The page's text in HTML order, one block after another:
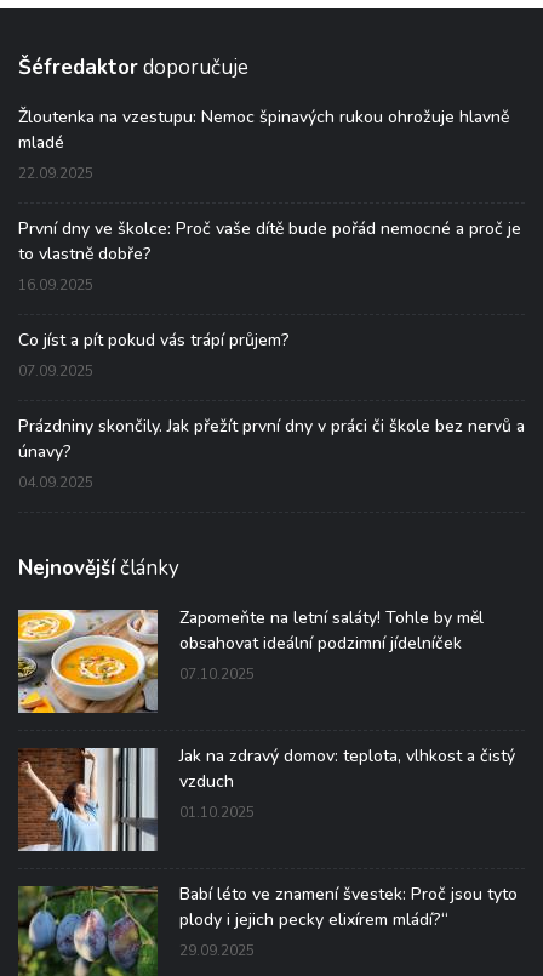
Šéfredaktordoporučuje
Žloutenka na vzestupu: Nemoc špinavých rukou ohrožuje hlavně
mladé
22.09.2025
První dny ve školce: Proč vaše dítě bude pořád nemocné a proč je
to vlastně dobře?
16.09.2025
Co jíst a pít pokud vás trápí průjem?
07.09.2025
Prázdniny skončily. Jak přežít první dny v práci či škole bez nervů a
únavy?
04.09.2025
Nejnovějšíčlánky
Zapomeňte na letní saláty! Tohle by měl
obsahovat ideální podzimní jídelníček
07.10.2025
Jak na zdravý domov: teplota, vlhkost a čistý
vzduch
01.10.2025
Babí léto ve znamení švestek: Proč jsou tyto
plody i jejich pecky elixírem mládí?“
29.09.2025